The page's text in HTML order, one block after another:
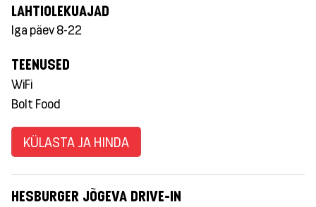
LAHTIOLEKUAJAD
Iga päev 8-22
TEENUSED
WiFi
Bolt Food
KÜLASTA JA HINDA
HESBURGER JÕGEVA DRIVE-IN